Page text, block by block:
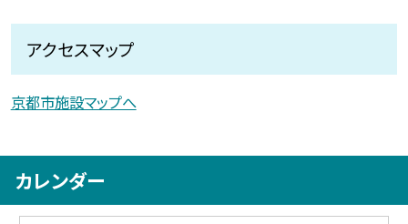
アクセスマップ
京都市施設マップへ
カレンダー